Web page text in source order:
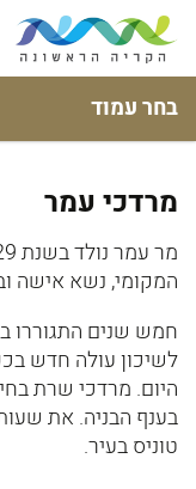
בחר עמוד
מרדכי עמר
המקומי, נשא אישה וב - 1949 עלה ארצה עם בני
חמש שנים התגוררו
לשיכון עולה חדש
היום. מרדכי שרת
בענף הבניה. את
טוניס בעיר.